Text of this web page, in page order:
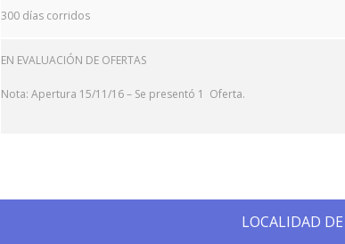
300 días corridos
EN EVALUACIÓN DE OFERTAS
Nota: Apertura 15/11/16 – Se presentó 1 Oferta.
LOCALIDAD